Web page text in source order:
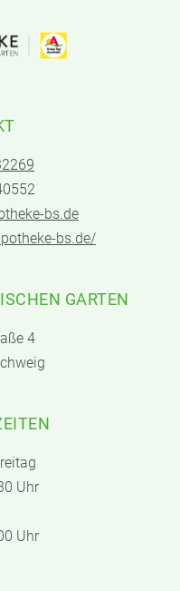
bs.de
bs.de/
GARTEN
4
Uhr
Uhr